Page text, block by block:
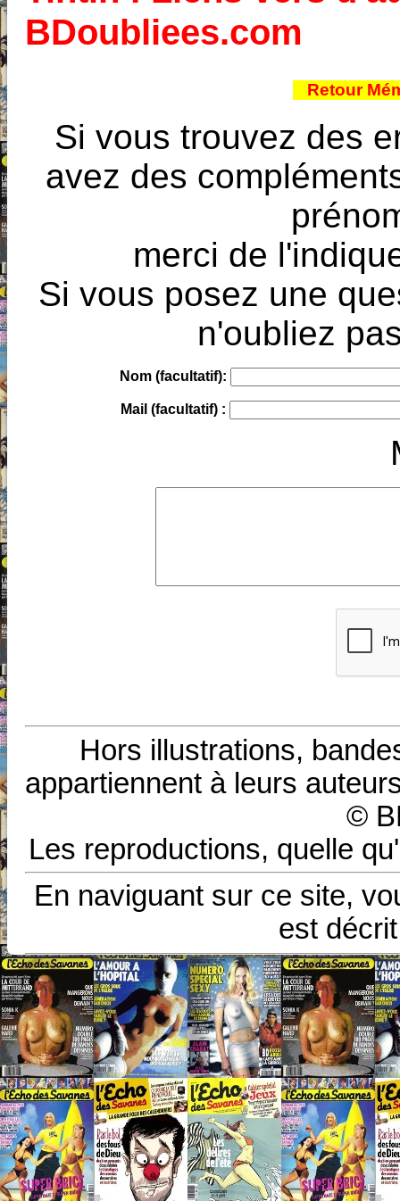
BDoubliees.com
Retour
Si vous trouvez des
avez des
merci de
Si vous posez une
n'oubliez
Nom (facultatif):
Mail (facultatif) :
Hors illustrations,
appartiennent à leurs
©
Les reproductions, quelle
En naviguant sur ce site,
est